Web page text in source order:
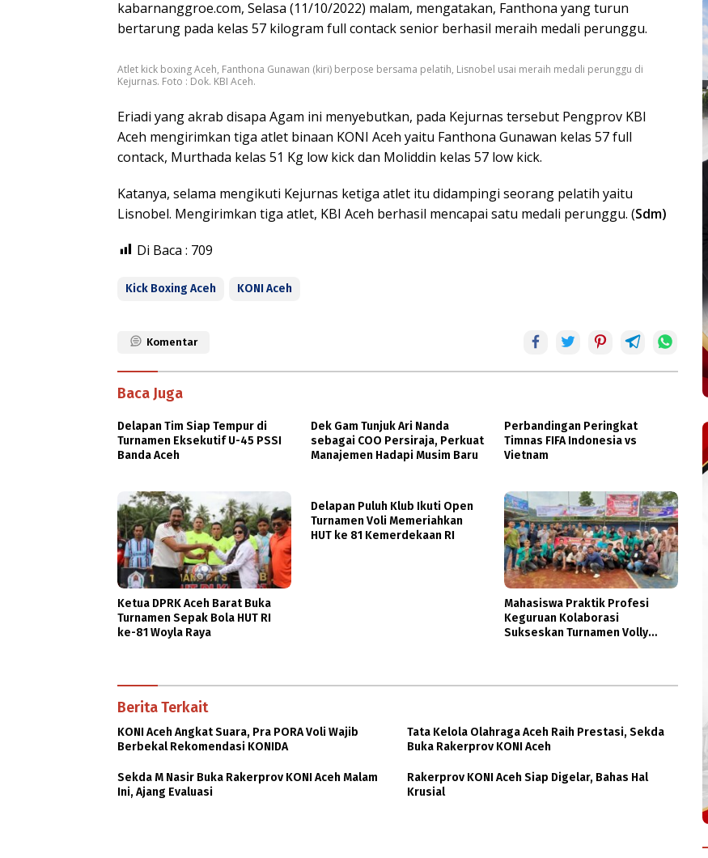
kabarnanggroe.com, Selasa (11/10/2022) malam, mengatakan, Fanthona yang turun
bertarung pada kelas 57 kilogram full contack senior berhasil meraih medali perunggu.
Atlet kick boxing Aceh, Fanthona Gunawan (kiri) berpose bersama pelatih, Lisnobel usai meraih medali perunggu di
Kejurnas. Foto : Dok. KBI Aceh.
Eriadi yang akrab disapa Agam ini menyebutkan, pada Kejurnas tersebut Pengprov KBI
Aceh mengirimkan tiga atlet binaan KONI Aceh yaitu Fanthona Gunawan kelas 57 full
contack, Murthada kelas 51 Kg low kick dan Moliddin kelas 57 low kick.
Katanya, selama mengikuti Kejurnas ketiga atlet itu didampingi seorang pelatih yaitu
Lisnobel. Mengirimkan tiga atlet, KBI Aceh berhasil mencapai satu medali perunggu. (Sdm)
Di Baca : 709
Kick Boxing Aceh KONI Aceh
Komentar
Baca Juga
Delapan Tim Siap Tempur di
Turnamen Eksekutif U-45 PSSI
Banda Aceh
Dek Gam Tunjuk Ari Nanda
sebagai COO Persiraja, Perkuat
Manajemen Hadapi Musim Baru
Perbandingan Peringkat
Timnas FIFA Indonesia vs
Vietnam
Ketua DPRK Aceh Barat Buka
Turnamen Sepak Bola HUT RI
ke-81 Woyla Raya
Delapan Puluh Klub Ikuti Open
Turnamen Voli Memeriahkan
HUT ke 81 Kemerdekaan RI
Mahasiswa Praktik Profesi
Keguruan Kolaborasi
Sukseskan Turnamen Volly
Berita Terkait
KONI Aceh Angkat Suara, Pra PORA Voli Wajib
Berbekal Rekomendasi KONIDA
Tata Kelola Olahraga Aceh Raih Prestasi, Sekda
Buka Rakerprov KONI Aceh
Sekda M Nasir Buka Rakerprov KONI Aceh Malam
Ini, Ajang Evaluasi
Rakerprov KONI Aceh Siap Digelar, Bahas Hal
Krusial